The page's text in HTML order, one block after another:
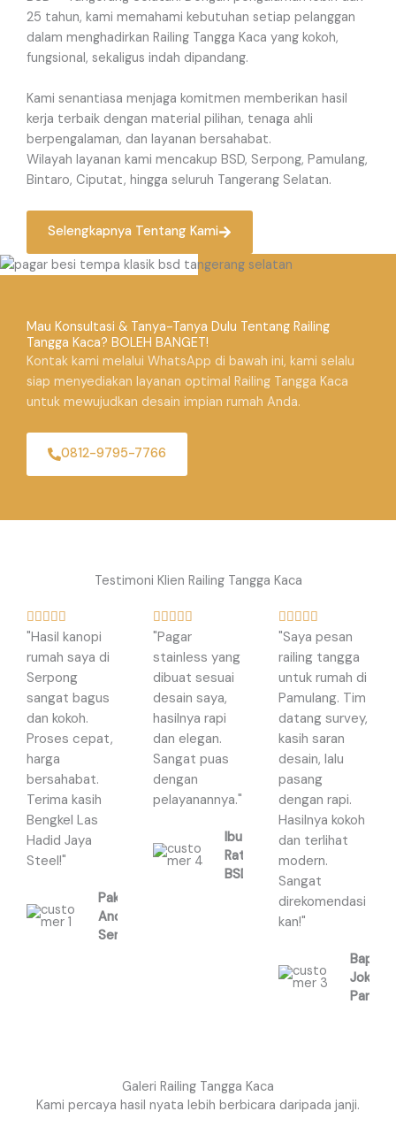
25 tahun, kami memahami kebutuhan setiap pelanggan
dalam menghadirkan Railing Tangga Kaca yang kokoh,
fungsional, sekaligus indah dipandang.
Kami senantiasa menjaga komitmen memberikan hasil
kerja terbaik dengan material pilihan, tenaga ahli
berpengalaman, dan layanan bersahabat.
Wilayah layanan kami mencakup BSD, Serpong, Pamulang,
Bintaro, Ciputat, hingga seluruh Tangerang Selatan.
Selengkapnya Tentang Kami
Mau Konsultasi & Tanya-Tanya Dulu Tentang Railing
Tangga Kaca? BOLEH BANGET!
Kontak kami melalui WhatsApp di bawah ini, kami selalu
siap menyediakan layanan optimal Railing Tangga Kaca
untuk mewujudkan desain impian rumah Anda.
0812-9795-7766
Testimoni Klien Railing Tangga Kaca

a
t
e
d
5
o
t
o
f
5
"Hasil kanopi
rumah saya di
Serpong
sangat bagus
dan kokoh.
Proses cepat,
harga
bersahabat.
Terima kasih
Bengkel Las
Hadid Jaya
Steel!"
Pak
Andi,
Serpong
R
a
t
e
d
5
o
u
t
o
"Pagar
stainless yang
dibuat sesuai
desain saya,
hasilnya rapi
dan elegan.
Sangat puas
dengan
pelayanannya."
Ibu
Ratna,
BSD

a
t
e
d
5
o
u
t
o
f
5
"Saya pesan
railing tangga
untuk rumah di
Pamulang. Tim
datang survey,
kasih saran
desain, lalu
pasang
dengan rapi.
Hasilnya kokoh
dan terlihat
modern.
Sangat
direkomendasi
kan!"
Bapak
Joko,
Galeri Railing Tangga Kaca
Kami percaya hasil nyata lebih berbicara daripada janji.